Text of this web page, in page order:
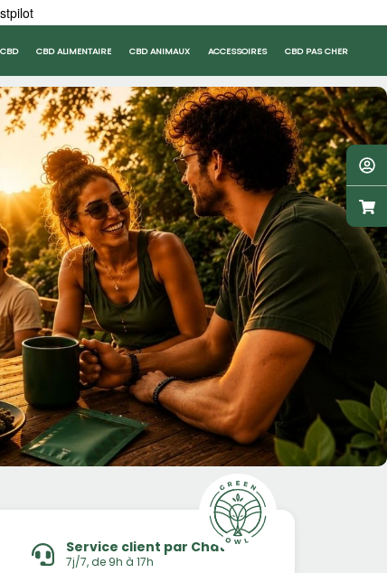
CBD ALIMENTAIRE CBD ANIMAUX ACCESSOIRES CBD PAS CHER
Service client par Chat
7j/7, de 9h à 17h